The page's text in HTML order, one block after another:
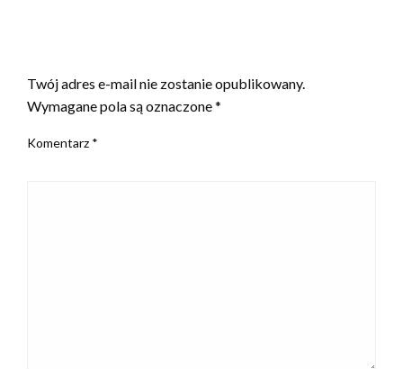
Twój adres e-mail nie zostanie opublikowany.
Wymagane pola są oznaczone*
Komentarz *